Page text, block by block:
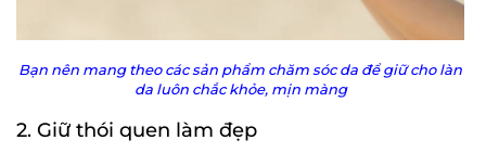
Bạn nên mang theo các sản phẩm chăm sóc da để giữ cho làn
da luôn chắc khỏe, mịn màng
2. Giữ thói quen làm đẹp